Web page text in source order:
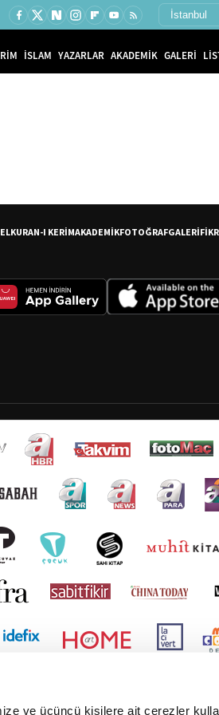
ve üçüncü kişilere ait çerezler
İSLAM YAZARLAR AKADEMİK GALERİ
KURAN-I KERİMAKADEMİKFOTOĞRAFGALERİ